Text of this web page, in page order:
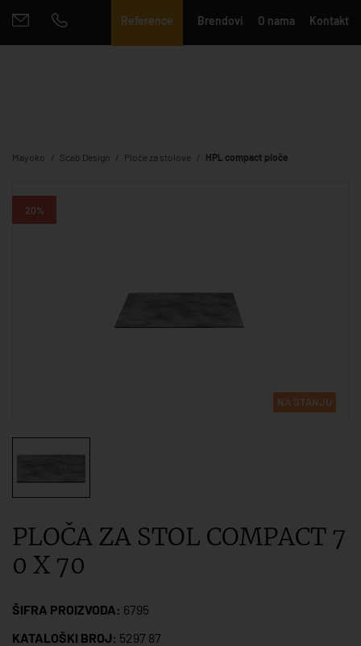
Reference Brendovi O nama Kontakt
Mayoko Scab Design Ploče za stolove HPL compact ploče
20%
NA STANJU
PLOČA ZA STOL COMPACT 7
0 X 70
ŠIFRA PROIZVODA: 6795
KATALOŠKI BROJ: 5297 87